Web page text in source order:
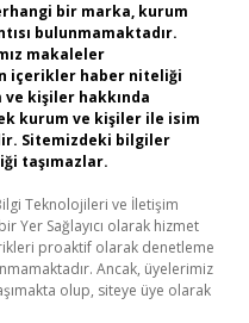
bir marka, kurum
bulunmamaktadır.
makaleler
içerikler haber niteliği
kişiler hakkında
kurum ve kişiler ile isim
Sitemizdeki bilgiler
taşımazlar.
Teknolojileri ve İletişim
Yer Sağlayıcı olarak hizmet
proaktif olarak denetleme
Ancak, üyelerimiz
olup, siteye üye olarak